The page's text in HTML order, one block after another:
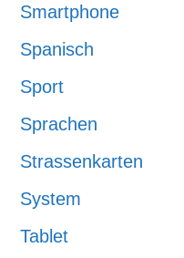
Smartphone
Spanisch
Sport
Sprachen
Strassenkarten
System
Tablet